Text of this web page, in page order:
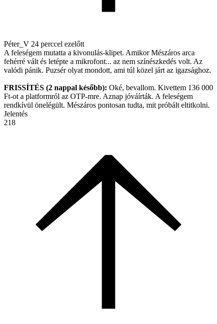
Péter_V 24 perccel ezelőtt
A feleségem mutatta a kivonulás-klipet. Amikor Mészáros arca
fehérré vált és letépte a mikrofont... az nem színészkedés volt. Az
valódi pánik. Puzsér olyat mondott, ami túl közel járt az igazsághoz.
FRISSÍTÉS (2 nappal később): Oké, bevallom. Kivettem 136 000
Ft-ot a platformról az OTP-mre. Aznap jóváírták. A feleségem
rendkívül önelégült. Mészáros pontosan tudta, mit próbált eltitkolni.
Jelentés
218